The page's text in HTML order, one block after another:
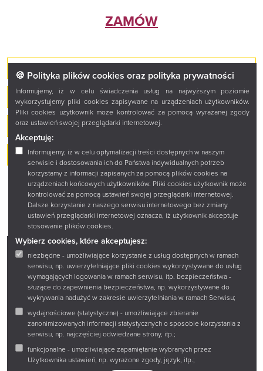
🍪 Polityka plików cookies oraz polityka prywatności
Informujemy, iż w celu świadczenia usług na najwyższym poziomie
wykorzystujemy pliki cookies zapisywane na urządzeniach użytkowników.
Pliki cookies użytkownik może kontrolować za pomocą wyrażanej zgody
oraz ustawień swojej przeglądarki internetowej.
Akceptuję:
Informujemy, iż w celu optymalizacji treści dostępnych w naszym
serwisie i dostosowania ich do Państwa indywidualnych potrzeb
korzystamy z informacji zapisanych za pomocą plików cookies na
urządzeniach końcowych użytkowników. Pliki cookies użytkownik może
kontrolować za pomocą ustawień swojej przeglądarki internetowej.
Dalsze korzystanie z naszego serwisu internetowego bez zmiany
ustawień przeglądarki internetowej oznacza, iż użytkownik akceptuje
stosowanie plików cookies.
Wybierz cookies, które akceptujesz:
niezbędne - umożliwiające korzystanie z usług dostępnych w ramach
serwisu, np. uwierzytelniające pliki cookies wykorzystywane do usług
wymagających logowania w ramach serwisu, itp. bezpieczeństwa -
służące do zapewnienia bezpieczeństwa, np. wykorzystywane do
wykrywania nadużyć w zakresie uwierzytelniania w ramach Serwisu;
wydajnościowe (statystyczne) - umożliwiające zbieranie
zanonimizowanych informacji statystycznych o sposobie korzystania z
serwisu, np. najczęściej odwiedzane strony, itp.;
funkcjonalne - umożliwiające zapamiętanie wybranych przez
Użytkownika ustawień, np. wyrażone zgody, język, itp.;
ZAMÓW
Bibliografia regionalna
Elektroniczne Katalogi Kartkowe
KATALOG GŁÓWNY PATRON
Zamówienia online
Facebook
TwitterInstagramYouTube
Zadaj pytanie
Wirtualny spacer
Sklep